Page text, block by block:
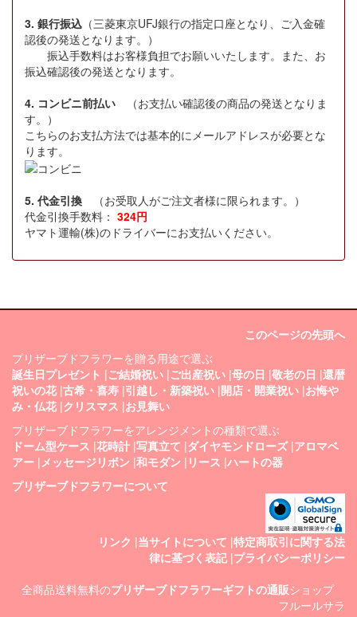
3. 銀行振込 （三菱東京UFJ銀行の指定口座となり、ご入金確
認後の発送となります。）
振込手数料はお客様負担でお願いいたします。また、お
振込確認後の発送となります。
4. コンビニ前払い （お支払い確認後の商品の発送となりま
す。）
こちらのお支払方法では基本的にメールアドレスが必要とな
ります。
5. 代金引換 （お受取人がご注文者様に限られます。）
代金引換手数料： 324円
ヤマト運輸(株)のドライバーにお支払いください。
このページの先頭へ
プリザーブドフラワーを贈る用途で選ぶ
誕生日プレゼント |ご結婚祝い |ご出産祝い |母の日 |敬老の日 |還暦
祝いの花 |古希・喜寿 |引越し・新築祝い |開店・開業祝い |お悔や
み・仏花 |クリスマス |お見舞い
プリザーブドフラワーをアレンジメントの種類で選ぶ
ドーム型ケース |花時計 |写真立て |ダイヤモンドローズ|アロマベ
アー |メッセージリボン |和モダン | リース |ハートの器
プリザーブドフラワーについて
リンク |当サイトについて |特定商取引に関する法
律に基づく表記|プライバシーポリシー
全商品送料無料のプリザーブドフラワーギフトの通販ショップ
フルールサラ